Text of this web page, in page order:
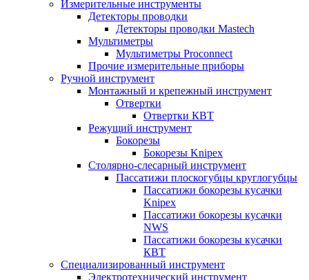
Измерительные инструменты
Детекторы проводки
Детекторы проводки Mastech
Мультиметры
Мультиметры Proconnect
Прочие измерительные приборы
Ручной инструмент
Монтажный и крепежный инструмент
Отвертки
Отвертки КВТ
Режущий инструмент
Бокорезы
Бокорезы Knipex
Столярно-слесарный инструмент
Пассатижи плоскогубцы круглогубцы
Пассатижи бокорезы кусачки
Knipex
Пассатижи бокорезы кусачки
NWS
Пассатижи бокорезы кусачки
КВТ
Специализированный инструмент
Электротехнический инструмент